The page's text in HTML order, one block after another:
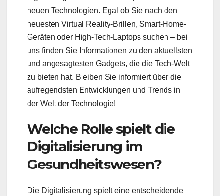
neuen Technologien. Egal ob Sie nach den
neuesten Virtual Reality-Brillen, Smart-Home-
Geräten oder High-Tech-Laptops suchen – bei
uns finden Sie Informationen zu den aktuellsten
und angesagtesten Gadgets, die die Tech-Welt
zu bieten hat. Bleiben Sie informiert über die
aufregendsten Entwicklungen und Trends in
der Welt der Technologie!
Welche Rolle spielt die
Digitalisierung im
Gesundheitswesen?
Die Digitalisierung spielt eine entscheidende